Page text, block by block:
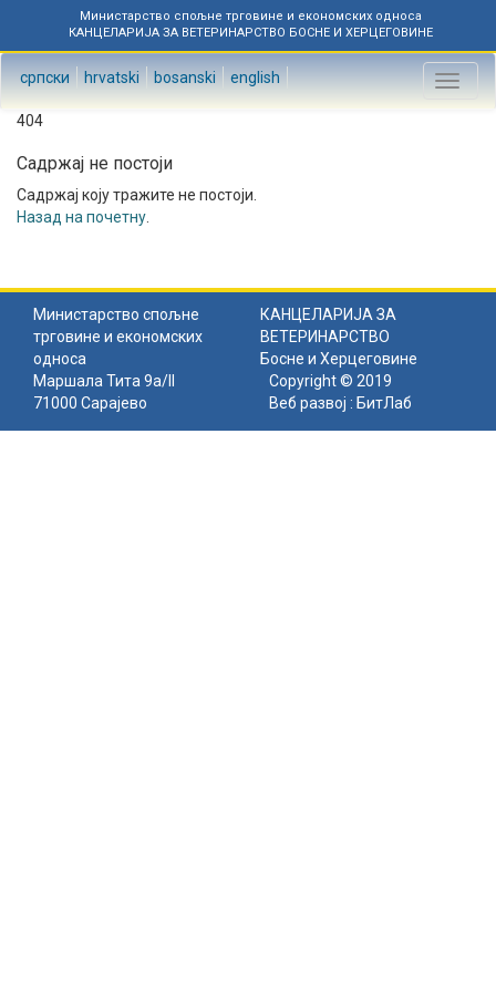
Министарство спољне трговине и економских односа
КАНЦЕЛАРИЈА ЗА ВЕТЕРИНАРСТВО БОСНЕ И ХЕРЦЕГОВИНЕ
српски hrvatski bosanski english
Toggle
404
Садржај не постоји
Садржај коју тражите не постоји.
Назад на почетну
Министарство спољне
трговине и економских
односа
КАНЦЕЛАРИЈА ЗА
ВЕТЕРИНАРСТВО
Босне и Херцеговине
Маршала Тита 9а/II
71000 Сарајево
Copyright © 2019
Веб развој : БитЛаб